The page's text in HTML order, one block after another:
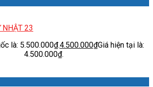
23
là: 5.500.000₫.4.500.000₫Giá hiện tại là:
4.500.000₫.